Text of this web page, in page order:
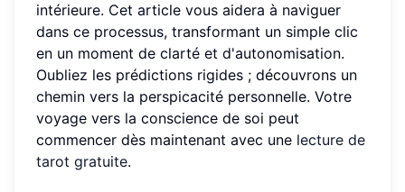
intérieure. Cet article vous aidera à naviguer
dans ce processus, transformant un simple clic
en un moment de clarté et d'autonomisation.
Oubliez les prédictions rigides ; découvrons un
chemin vers la perspicacité personnelle. Votre
voyage vers la conscience de soi peut
commencer dès maintenant avec une lecture de
tarot gratuite.